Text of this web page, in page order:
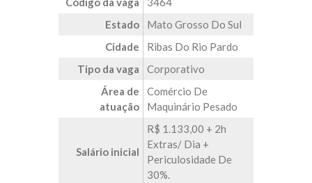
Estado
Mato Grosso Do Sul
Cidade
Ribas Do Rio Pardo
Tipo da vaga
Corporativo
Área de
atuação
Comércio De
Maquinário Pesado
Salário inicial
R$ 1.133,00 + 2h
Extras/ Dia +
Periculosidade De
30%.